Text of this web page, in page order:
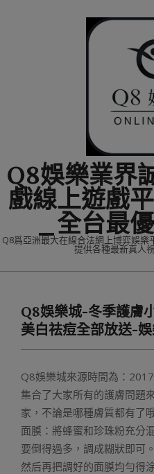
Q8娛樂業界
戲線上遊戲
_全台最
Q8爲亞洲最大在線合法網上博弈娛
提供各種最新真人
MenuQ8娛樂城-冬季護膚
美白祛痘全部放送-
Q8娛樂城來源時間為：
集合了大家所有的護膚問題
家，不論是哪種膚質都有了
面膜：將蜂蜜和珍珠粉充分
要倒得過多，調成糊狀即可
然后再把調好的面膜均勻得